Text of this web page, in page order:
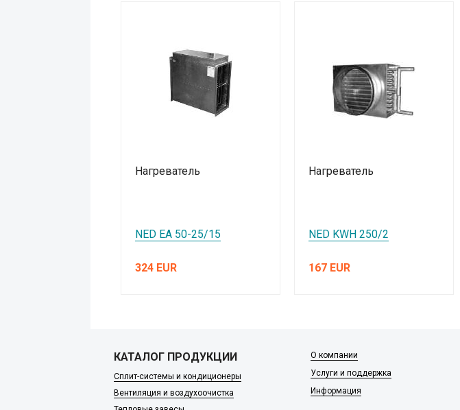
Нагреватель
NED EA 50-25/15
324 EUR
Нагреватель
NED KWH 250/2
167 EUR
КАТАЛОГ ПРОДУКЦИИ
Сплит-системы и кондиционеры
Вентиляция и воздухоочистка
О компании
Услуги и поддержка
Информация